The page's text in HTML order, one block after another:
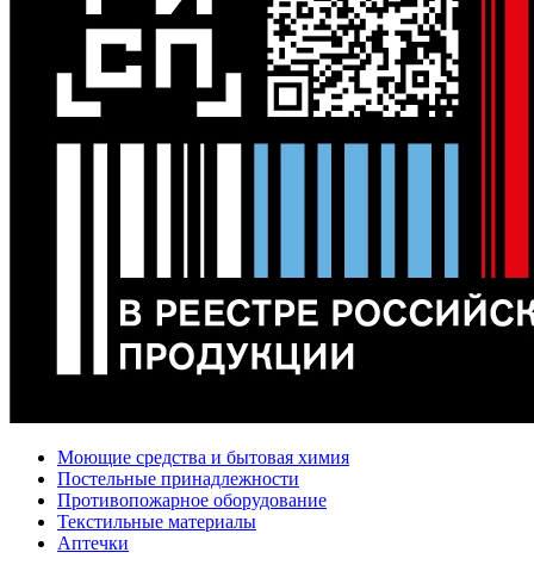
Моющие средства и бытовая химия
Постельные принадлежности
Противопожарное оборудование
Текстильные материалы
Аптечки